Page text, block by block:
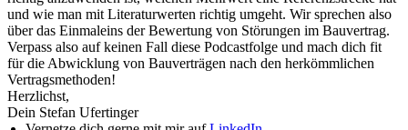
und wie man mit Literaturwerten richtig umgeht. Wir sprechen also
über das Einmaleins der Bewertung von Störungen im Bauvertrag.
Verpass also auf keinen Fall diese Podcastfolge und mach dich fit
für die Abwicklung von Bauverträgen nach den herkömmlichen
Vertragsmethoden!
Herzlichst,
Dein Stefan Ufertinger